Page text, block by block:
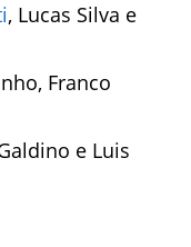
, Lucas Silva e
Franco
e Luis